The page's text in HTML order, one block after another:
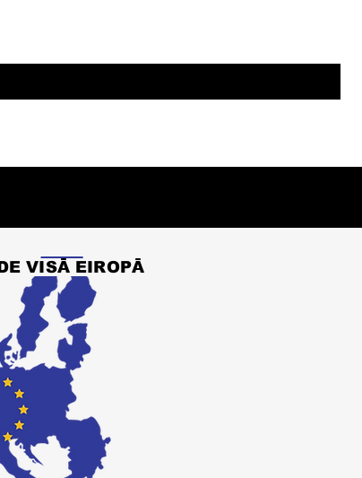
VISĀ EIROPĀ